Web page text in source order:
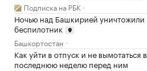
Подписка на РБК
Ночью над Башкирией уничтожили
беспилотник
Башкортостан
Как уйти в отпуск и не вымотаться в
последнюю неделю перед ним